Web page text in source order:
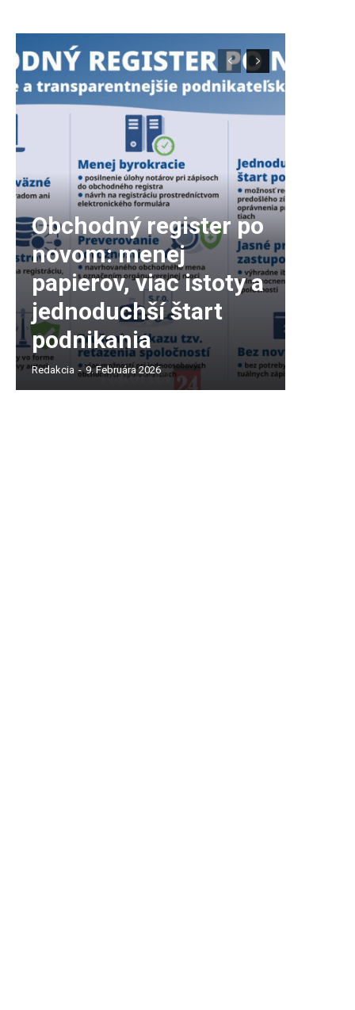
Obchodný register po
novom: menej
papierov, viac istoty a
jednoduchší štart
podnikania
Redakcia - 9. Februára 2026